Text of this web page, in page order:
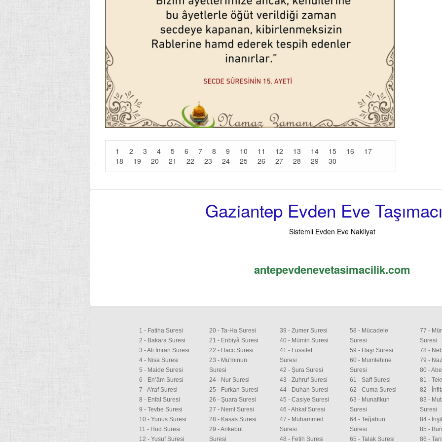
1 2 3 4 5 6 7 8 9 10 11 12 13 14 15 16
17
18
19 20 21 22 23 24 25 26 27 28 29 30
Gaziantep Evden Eve
Sistemli Evden Eve Nakliyat
antepevdenevetasimacilik.com
1 - Fatiha Suresi
2 - Bakara Suresi
3 - Ali İmran Suresi
4 - Nisa Suresi
5 - Maide Suresi
6 - En’âm Suresi
7 - A'raf Suresi
8 - Enfal Suresi
9 - Tevbe Suresi
10 - Yunus Suresi
11 - Hud Suresi
12 - Yusuf Suresi
20 - Ta-Ha Suresi
21 - Enbiyâ Suresi
22 - Hacc Suresi
23 - Mü'minun
Suresi
24 - Nur Suresi
25 - Furkan Suresi
26 - Şuara Suresi
27 - Neml Suresi
28 - Kasas Suresi
29 - Ankebut
Suresi
39 - Zumer Suresi
40 - Mümin Suresi
41 - Fussilet
Suresi
42 - Şura Suresi
43 - Zuhruf Suresi
44 - Duhan Suresi
45 - Casiye Suresi
46 - Ahkaf Suresi
47 - Muhammed
Suresi
48 - Fetih Suresi
58 - Mücadele
Suresi
59 - Haşr Suresi
60 - Mumtehine
Suresi
61 - Saff Suresi
62 - Cuma Suresi
63 - Munafikun
Suresi
64 - Teğabun
Suresi
65 - Talak Suresi
77 -
Suresi
78 -
79 -
80 -
81 -
82 -
83 -
Suresi
84 -
85 -
86 -